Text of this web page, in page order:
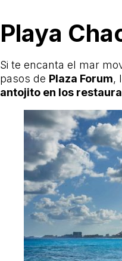
Playa
Si te encanta el mar
pasos de Plaza Forum,
antojito en los